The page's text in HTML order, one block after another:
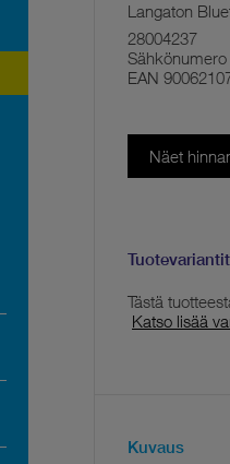
Langaton
28004237
Sähkönumero
EAN
Näet
Tuotevariantit
Tästä
Katso lisää
Kuvaus